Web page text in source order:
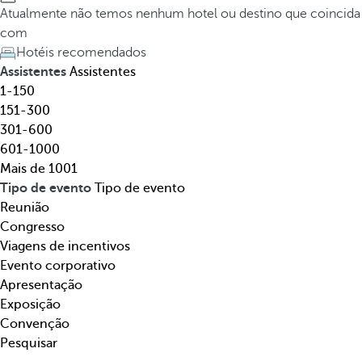
t
e
l
,
d
e
s
t
i
n
o
,
t
e
m
á
t
i
h
e
d
o
w
n
a
r
r
o
w
k
e
y
o
p
e
n
Atualmente não temos nenhum hotel ou destino que coincida
com
Hotéis recomendados
Assistentes Assistentes
1-150
151-300
301-600
601-1000
Mais de 1001
Tipo de evento Tipo de evento
Reunião
Congresso
Viagens de incentivos
Evento corporativo
Apresentação
Exposição
Convenção
Pesquisar